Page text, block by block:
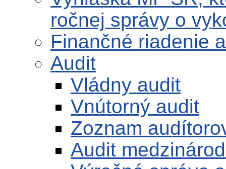
ročnej správy o
Finančné riadenie
Audit
Vládny audit
Vnútorný audit
Zoznam
Audit